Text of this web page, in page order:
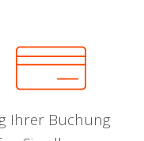
Ihrer Buchung